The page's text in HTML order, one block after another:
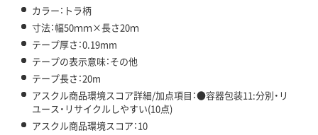
カラー：トラ柄
寸法：幅50ｍｍ×長さ20ｍ
テープ厚さ：0.19mm
テープの表示意味：その他
テープ長さ：20m
アスクル商品環境スコア詳細/加点項目：●容器包装11:分別・リ
ユース・リサイクルしやすい(10点)
アスクル商品環境スコア：10